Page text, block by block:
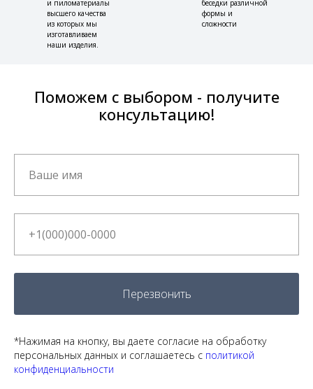
и пиломатериалы
высшего качества
из которых мы
изготавливаем
наши изделия.
беседки различной
формы и
сложности
Поможем с выбором - получите
консультацию!
Перезвонить
*Нажимая на кнопку, вы даете согласие на обработку
персональных данных и соглашаетесь c политикой
конфиденциальности